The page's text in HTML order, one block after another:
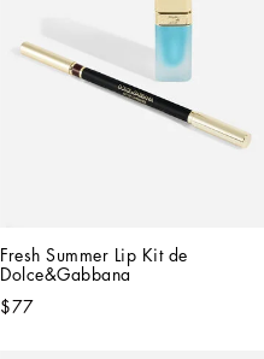
Fresh Summer Lip Kit de
Dolce&Gabbana
$77